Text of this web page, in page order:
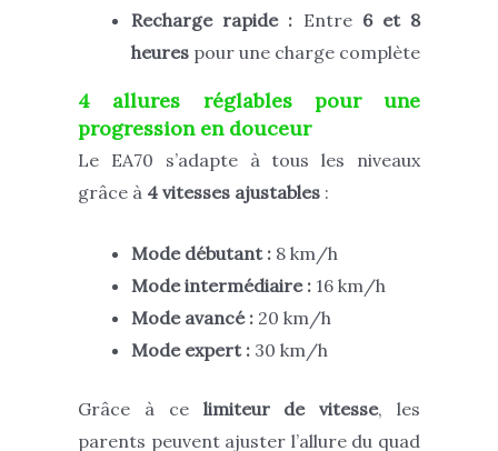
Recharge rapide : Entre 6 et 8
heures pour une charge complète
4 allures réglables pour une
progression en douceur
Le EA70 s’adapte à tous les niveaux
grâce à 4 vitesses ajustables :
Mode débutant : 8 km/h
Mode intermédiaire : 16 km/h
Mode avancé : 20 km/h
Mode expert : 30 km/h
Grâce à ce limiteur de vitesse, les
parents peuvent ajuster l’allure du quad